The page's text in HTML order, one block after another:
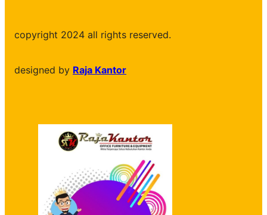
copyright 2024 all rights reserved.
designed by Raja Kantor